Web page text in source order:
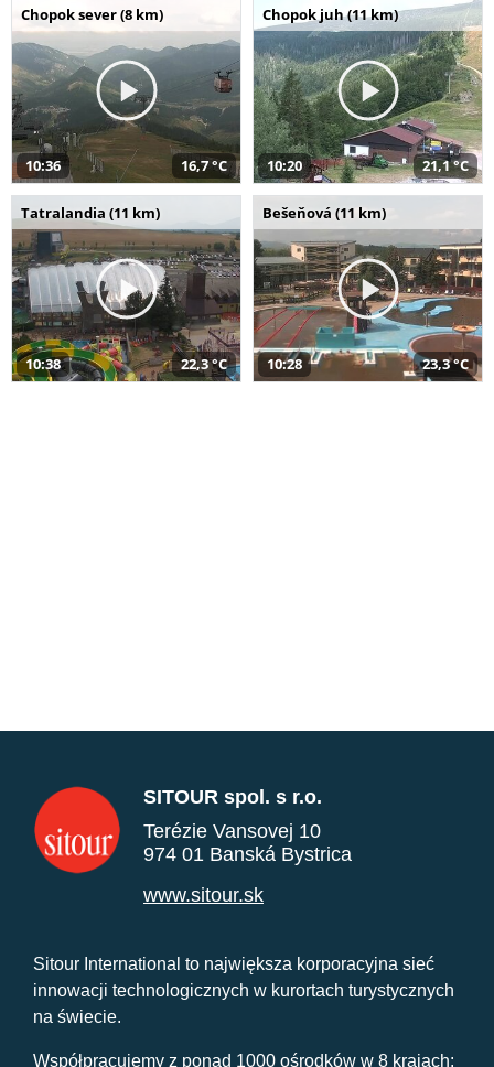
Chopok sever (8 km)
10:36 16,7 °C
Chopok juh (11 km)
10:20 21,1 °C
Tatralandia (11 km)
10:38 22,3 °C
Bešeňová (11 km)
10:28 23,3 °C
SITOUR spol. s r.o.
Terézie Vansovej 10
974 01 Banská Bystrica
www.sitour.sk
Sitour International to największa korporacyjna sieć
innowacji technologicznych w kurortach turystycznych
na świecie.
Współpracujemy z ponad 1000 ośrodków w 8 krajach: